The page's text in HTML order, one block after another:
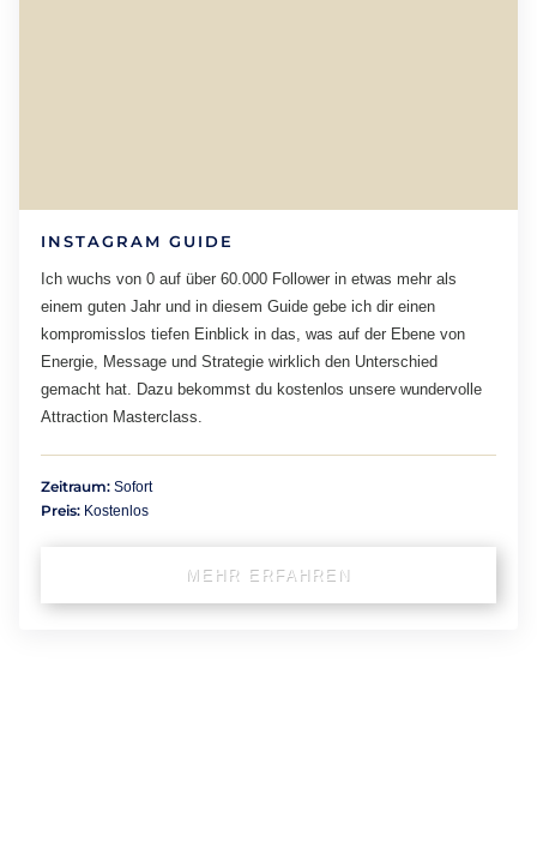
INSTAGRAM GUIDE
Ich wuchs von 0 auf über 60.000 Follower in etwas mehr als
einem guten Jahr und in diesem Guide gebe ich dir einen
kompromisslos tiefen Einblick in das, was auf der Ebene von
Energie, Message und Strategie wirklich den Unterschied
gemacht hat. Dazu bekommst du kostenlos unsere wundervolle
Attraction Masterclass.
Zeitraum: Sofort
Preis: Kostenlos
MEHR ERFAHREN